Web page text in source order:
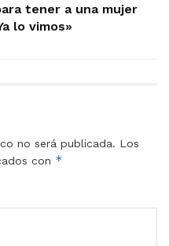
tener a una mujer
lo vimos»
no será publicada. Los
con *